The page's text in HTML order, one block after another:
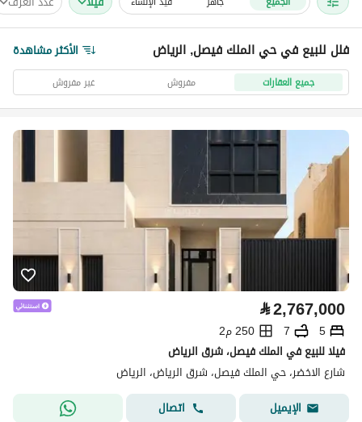
فلل للبيع في حي الملك فيصل, الرياض الأكثر مشاهدة
جميع العقارات مفروش غير مفروش
⃁2,767,000
5
7
250 م2
فيلا للبيع في الملك فيصل، شرق الرياض
شارع الاخضر، حي الملك فيصل، شرق الرياض، الرياض
الإيميل
اتصال